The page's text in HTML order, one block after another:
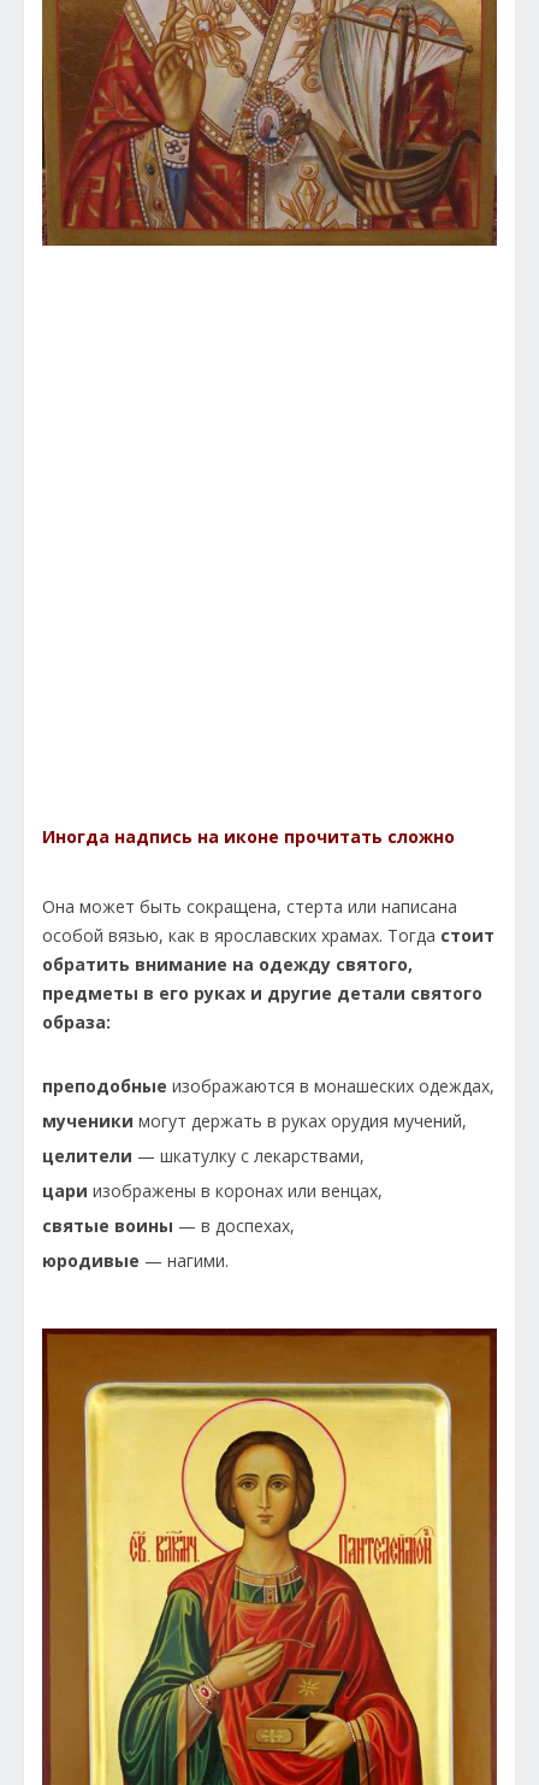
Иногда надпись на иконе прочитать сложно
Она может быть сокращена, стерта или написана
особой вязью, как в ярославских храмах. Тогда стоит
обратить внимание на одежду святого,
предметы в его руках и другие детали святого
образа:
преподобные изображаются в монашеских одеждах,
мученики могут держать в руках орудия мучений,
целители — шкатулку с лекарствами,
цари изображены в коронах или венцах,
святые воины — в доспехах,
юродивые — нагими.